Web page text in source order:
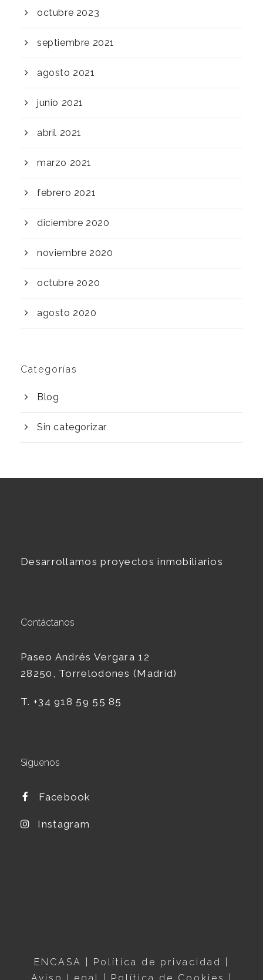
octubre 2023
septiembre 2021
agosto 2021
junio 2021
abril 2021
marzo 2021
febrero 2021
diciembre 2020
noviembre 2020
octubre 2020
agosto 2020
Categorías
Blog
Sin categorizar
Desarrollamos proyectos inmobiliarios
Contáctanos
Paseo Andrés Vergara12
28250 , Torrelodones (Madrid)
T. +34918 59 55 85
Síguenos
Facebook
Instagram
ENCASA | Política de privacidad